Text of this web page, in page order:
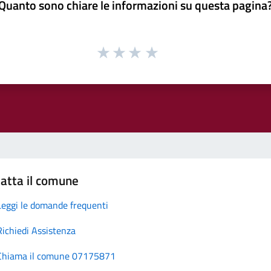
sono chiare le informazioni su questa
il comune
le domande frequenti
Assistenza
il comune 07175871